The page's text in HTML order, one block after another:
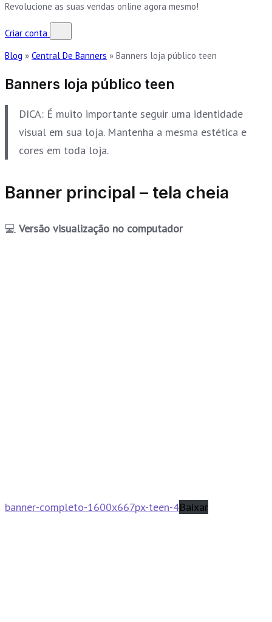
Revolucione as suas vendas online agora mesmo!
Criar conta
Blog » Central De Banners » Banners loja público teen
Banners loja público teen
DICA: É muito importante seguir uma identidade
visual em sua loja. Mantenha a mesma estética e
cores em toda loja.
Banner principal – tela cheia
💻 Versão visualização no computador
banner-completo-1600x667px-teen-4Baixar